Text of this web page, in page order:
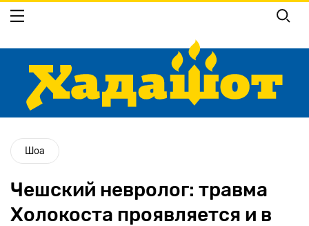
Перейти
основному
Шоа
Чешский невролог: травма
Холокоста проявляется и в